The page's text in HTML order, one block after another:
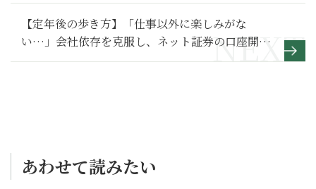
【定年後の歩き方】「仕事以外に楽しみがな
い…」会社依存を克服し、ネット証券の口座開設
で花開いた第二の人生～その２～
あわせて読みたい